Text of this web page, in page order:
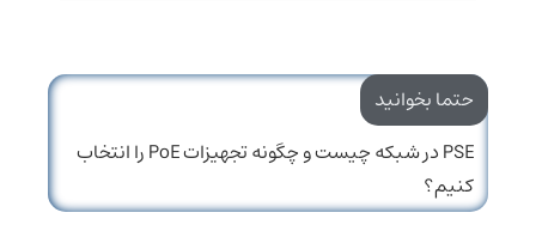
حتما بخوانید
PSE در شبکه چیست و چگونه تجهیزات PoE را انتخاب
کنیم؟